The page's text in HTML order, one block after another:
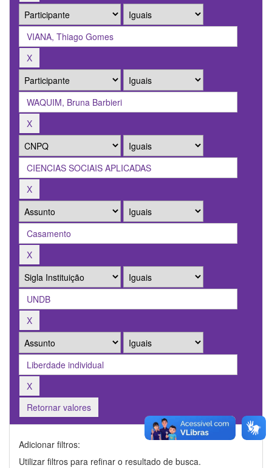
Retornar valores
Adicionar filtros:
Utilizar filtros para refinar o resultado de busca.